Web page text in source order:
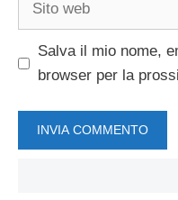
Salva il mio nome,
browser per la